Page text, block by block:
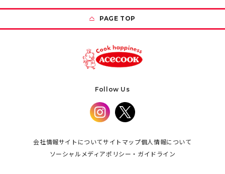
PAGE TOP
Follow Us
会社情報サイトについてサイトマップ個人情報について
ソーシャルメディアポリシー・ガイドライン